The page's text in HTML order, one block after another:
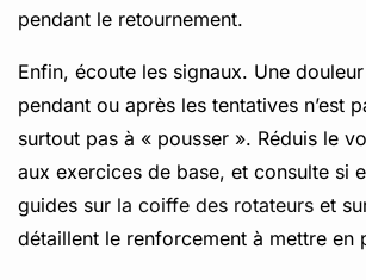
pendant le retournement.
Enfin, écoute les signaux. Une douleur
pendant ou après les tentatives n’est
surtout pas à « pousser ». Réduis le
aux exercices de base, et consulte si
guides sur la coiffe des rotateurs et
détaillent le renforcement à mettre en